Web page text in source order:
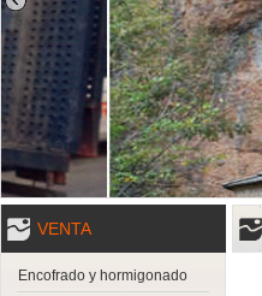
VENTA
Encofrado y hormigonado